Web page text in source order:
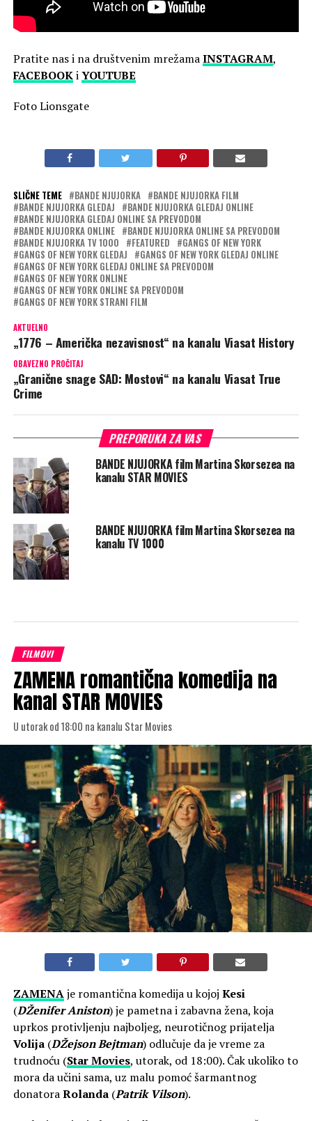
Pratite nas i na društvenim mrežamaINSTAGRAM,
FACEBOOKiYOUTUBE
Foto Lionsgate
SLIČNE TEME BANDE NJUJORKA
BANDE NJUJORKA FILM
BANDE NJUJORKA GLEDAJ
BANDE NJUJORKA GLEDAJ ONLINE
BANDE NJUJORKA GLEDAJ ONLINE SA PREVODOM
BANDE NJUJORKA ONLINE
BANDE NJUJORKA ONLINE SA PREVODOM
BANDE NJUJORKA TV 1000
FEATURED
GANGS OF NEW YORK
GANGS OF NEW YORK GLEDAJ
GANGS OF NEW YORK GLEDAJ ONLINE
GANGS OF NEW YORK GLEDAJ ONLINE SA PREVODOM
GANGS OF NEW YORK ONLINE
GANGS OF NEW YORK ONLINE SA PREVODOM
GANGS OF NEW YORK STRANI FILM
AKTUELNO
„1776 – Američka nezavisnost“ na kanalu Viasat History
OBAVEZNO PROČITAJ
„Granične snage SAD: Mostovi“ na kanalu Viasat True
Crime
PREPORUKA ZA VAS
BANDE NJUJORKA film Martina Skorsezea na
kanalu STAR MOVIES
BANDE NJUJORKA film Martina Skorsezea na
kanalu TV 1000
FILMOVI
ZAMENA romantična komedija na
kanal STAR MOVIES
U utorak od 18:00 na kanalu Star Movies
ZAMENAje romantična komedija u kojoj Kesi
(DŽenifer Aniston) je pametna i zabavna žena, koja
uprkos protivljenju najboljeg, neurotičnog prijatelja
Volija(DŽejson Bejtman) odlučuje da je vreme za
trudnoću (Star Movies, utorak, od 18:00). Čak ukoliko to
mora da učini sama, uz malu pomoć šarmantnog
donatoraRolanda(Patrik Vilson).